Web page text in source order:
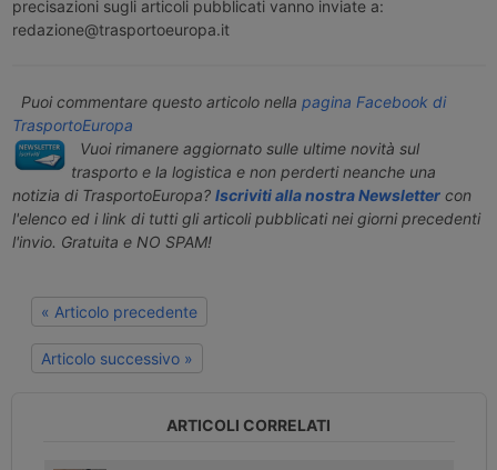
precisazioni sugli articoli pubblicati vanno inviate a:
redazione@trasportoeuropa.it
Puoi commentare questo articolo nella pagina Facebook di
TrasportoEuropa
Vuoi rimanere aggiornato sulle ultime novità sul
trasporto e la logistica e non perderti neanche una
notizia di TrasportoEuropa? Iscriviti alla nostra Newslettercon
l'elenco ed i link di tutti gli articoli pubblicati nei giorni precedenti
l'invio. Gratuita e NO SPAM!
« Articolo precedente
Articolo successivo »
ARTICOLI CORRELATI